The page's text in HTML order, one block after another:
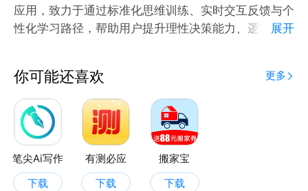
应用，致力于通过标准化思维训练、实时交互反馈与个
性化学习路径，帮助用户提升理性决策能力、逻辑思维
“思维进化加速器”。
展开
你可能还喜欢 更多
笔尖Ai写作
下载
有测必应
下载
搬家宝
下载